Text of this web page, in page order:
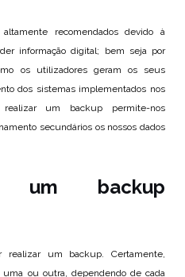
recomendados devido à
informação digital; bem seja por
os utilizadores geram os seus
dos sistemas implementados nos
realizar um backup permite-nos
secundários os nossos dados
um backup
realizar um backup. Certamente,
ou outra, dependendo de cada